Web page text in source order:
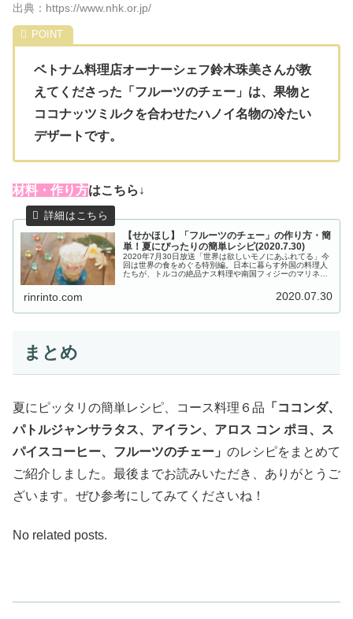
出典：https://www.nhk.or.jp/
ベトナム料理店オーナーシェフ鈴木珠美さんが教
えてくださった「フルーツのチェー」は、果物と
ココナッツミルクを合わせたハノイ名物の冷たい
デザートです。
材料・作り方はこちら↓
【せかほし】「フルーツのチェー」の作り方・簡
単！夏にぴったりの簡単レシピ(2020.7.30)
2020年7月30日放送「世界は欲しいモノにあふれてる」今
回は世界の食をめぐる特別編。日本に暮らす外国の料理人
たちが、トルコの絶品ナス料理や南国フィジーのマリネな
rinrinto.com 2020.07.30
まとめ
夏にピッタリの簡単レシピ、コース料理６品 「ココンダ、
パトルジャンサラタス、アイラン、アロス コン ポヨ、ス
パイスコーヒー、フルーツのチェー」 のレシピをまとめて
ご紹介しました。最後までお読みいただき、ありがとうご
ざいます。ぜひ参考にしてみてくださいね！
No related posts.